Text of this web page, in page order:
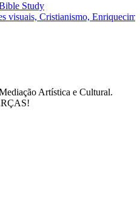
Study
visuais, Cristianismo,
Artística e Cultural.